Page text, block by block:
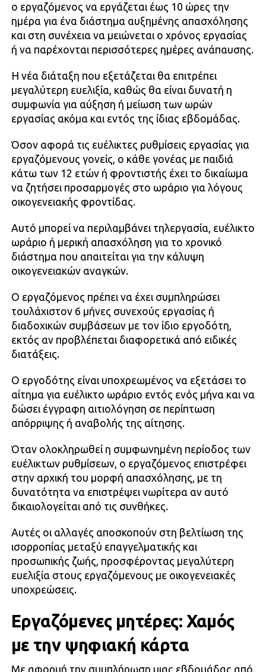
ο εργαζόμενος να εργάζεται έως 10 ώρες την
ημέρα για ένα διάστημα αυξημένης απασχόλησης
και στη συνέχεια να μειώνεται ο χρόνος εργασίας
ή να παρέχονται περισσότερες ημέρες ανάπαυσης.
Η νέα διάταξη που εξετάζεται θα επιτρέπει
μεγαλύτερη ευελιξία, καθώς θα είναι δυνατή η
συμφωνία για αύξηση ή μείωση των ωρών
εργασίας ακόμα και εντός της ίδιας εβδομάδας.
Όσον αφορά τις ευέλικτες ρυθμίσεις εργασίας για
εργαζόμενους γονείς, ο κάθε γονέας με παιδιά
κάτω των 12 ετών ή φροντιστής έχει το δικαίωμα
να ζητήσει προσαρμογές στο ωράριο για λόγους
οικογενειακής φροντίδας.
Αυτό μπορεί να περιλαμβάνει τηλεργασία, ευέλικτο
ωράριο ή μερική απασχόληση για το χρονικό
διάστημα που απαιτείται για την κάλυψη
οικογενειακών αναγκών.
Ο εργαζόμενος πρέπει να έχει συμπληρώσει
τουλάχιστον 6 μήνες συνεχούς εργασίας ή
διαδοχικών συμβάσεων με τον ίδιο εργοδότη,
εκτός αν προβλέπεται διαφορετικά από ειδικές
διατάξεις.
Ο εργοδότης είναι υποχρεωμένος να εξετάσει το
αίτημα για ευέλικτο ωράριο εντός ενός μήνα και να
δώσει έγγραφη αιτιολόγηση σε περίπτωση
απόρριψης ή αναβολής της αίτησης.
Όταν ολοκληρωθεί η συμφωνημένη περίοδος των
ευέλικτων ρυθμίσεων, ο εργαζόμενος επιστρέφει
στην αρχική του μορφή απασχόλησης, με τη
δυνατότητα να επιστρέψει νωρίτερα αν αυτό
δικαιολογείται από τις συνθήκες.
Αυτές οι αλλαγές αποσκοπούν στη βελτίωση της
ισορροπίας μεταξύ επαγγελματικής και
προσωπικής ζωής, προσφέροντας μεγαλύτερη
ευελιξία στους εργαζόμενους με οικογενειακές
υποχρεώσεις.
Εργαζόμενες μητέρες: Χαμός
με την ψηφιακή κάρτα
Με αφορμή την συμπλήρωση μιας εβδομάδας από